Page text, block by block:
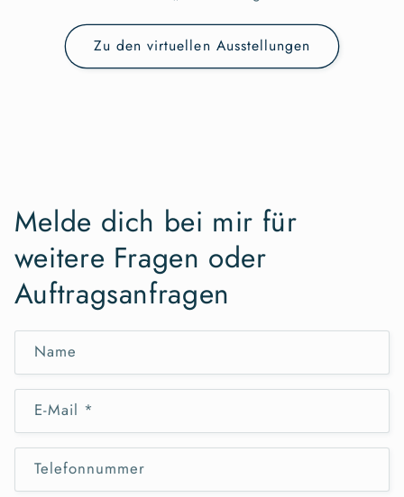
Zu den virtuellen Ausstellungen
Melde dich bei mir für
weitere Fragen oder
Auftragsanfragen
Name
E-Mail *
Telefonnummer